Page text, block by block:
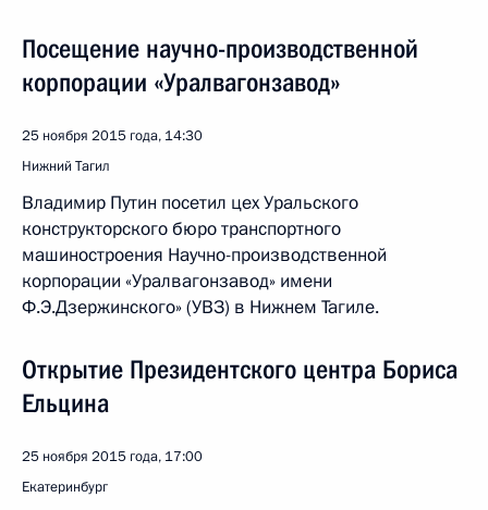
Посещение научно-производственной
корпорации «Уралвагонзавод»
25 ноября 2015 года, 14:30
Нижний Тагил
Владимир Путин посетил цех Уральского
конструкторского бюро транспортного
машиностроения Научно-производственной
корпорации «Уралвагонзавод» имени
Ф.Э.Дзержинского» (УВЗ) в Нижнем Тагиле.
Открытие Президентского центра Бориса
Ельцина
25 ноября 2015 года, 17:00
Екатеринбург